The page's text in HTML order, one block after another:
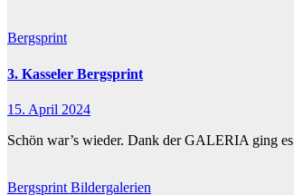
Bergsprint
3. Kasseler Bergsprint
15. April 2024
Schön war’s wieder. Dank der GALERIA ging
Bergsprint Bildergalerien